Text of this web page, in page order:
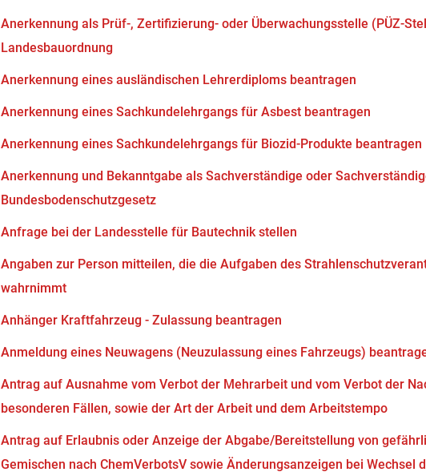
Anerkennung als Prüf-, Zertifizierung- oder Überwachungsstelle (PÜZ-
Landesbauordnung
Anerkennung eines ausländischen Lehrerdiploms beantragen
Anerkennung eines Sachkundelehrgangs für Asbest beantragen
Anerkennung eines Sachkundelehrgangs für Biozid-Produkte beantragen
Anerkennung und Bekanntgabe als Sachverständige oder
Bundesbodenschutzgesetz
Anfrage bei der Landesstelle für Bautechnik stellen
Angaben zur Person mitteilen, die die Aufgaben des
wahrnimmt
Anhänger Kraftfahrzeug - Zulassung beantragen
Anmeldung eines Neuwagens (Neuzulassung eines Fahrzeugs)
Antrag auf Ausnahme vom Verbot der Mehrarbeit und vom Verbot der
besonderen Fällen, sowie der Art der Arbeit und dem Arbeitstempo
Antrag auf Erlaubnis oder Anzeige der Abgabe/Bereitstellung von
Gemischen nach ChemVerbotsV sowie Änderungsanzeigen bei Wechsel